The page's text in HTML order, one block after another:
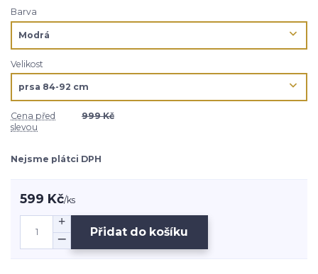
Barva
Velikost
Cena před
slevou
999 Kč
Nejsme plátci DPH
599 Kč/ks
Přidat do košíku